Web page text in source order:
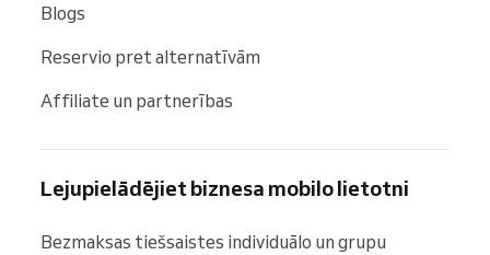
Blogs
Reservio pret alternatīvām
Affiliate un partnerības
Lejupielādējiet biznesa mobilo lietotni
Bezmaksas tiešsaistes individuālo un grupu